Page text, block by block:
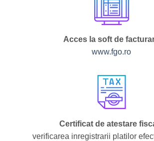
Acces la soft de
www.fgo.ro
Certificat de atestare
verificarea inregistrarii platilor